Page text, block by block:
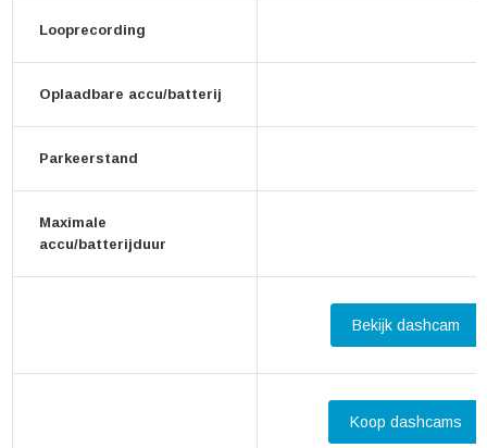
Looprecording
Oplaadbare accu/batterij
Parkeerstand
Maximale
accu/batterijduur
Bekijk dashcam
Koop dashcams